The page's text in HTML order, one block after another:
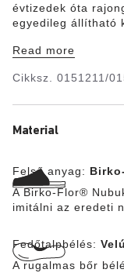
évtizedek óta
egyedileg állítható
bőrbarát és
Read more
Cikksz. 0151211/
Material
Felső anyag:
A Birko-Flor®
imitálni az eredeti
Fedőtalpbélés:
A rugalmas bőr